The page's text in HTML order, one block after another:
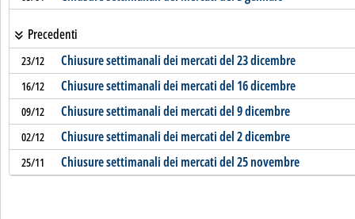
Precedenti
23/12 Chiusure settimanali dei mercati del 23 dicembre
16/12 Chiusure settimanali dei mercati del 16 dicembre
09/12 Chiusure settimanali dei mercati del 9 dicembre
02/12 Chiusure settimanali dei mercati del 2 dicembre
25/11 Chiusure settimanali dei mercati del 25 novembre